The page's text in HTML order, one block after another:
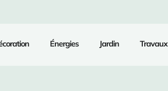
Énergies Jardin Travaux